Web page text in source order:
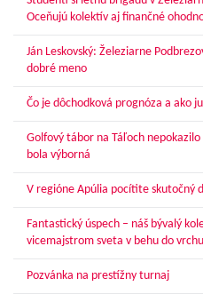
Oceňujú kolektív aj finančné
Ján Leskovský: Železiarne
dobré meno
Čo je dôchodková prognóza a ako
Golfový tábor na Táľoch
bola výborná
V regióne Apúlia pocítite skutočný
Fantastický úspech – náš bývalý
vicemajstrom sveta v behu do vrchu
Pozvánka na prestížny turnaj